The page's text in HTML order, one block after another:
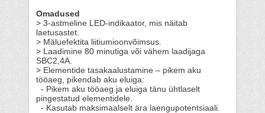
Omadused
> 3-astmeline LED-indikaator, mis näitab
laetusastet.
> Mäluefektita liitiumioonvõimsus.
> Laadimine 80 minutiga või vähem laadijaga
SBC2,4A.
> Elementide tasakaalustamine – pikem aku
tööaeg, pikendab aku eluiga:
- Pikem aku tööaeg ja eluiga tänu ühtlaselt
pingestatud elementidele.
- Kasutab maksimaalselt ära laengupotentsiaali.